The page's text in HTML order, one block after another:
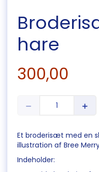
hare
300,00
Et broderisæt med en
illustration af Bree
Indeholder: